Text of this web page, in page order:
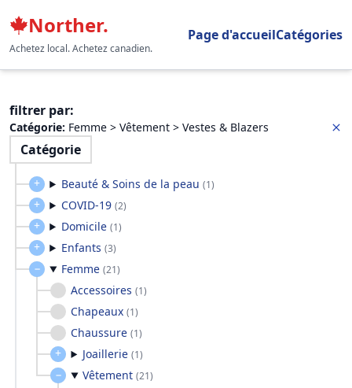
Norther.
Achetez local. Achetez canadien.
Page d'accueilCatégories
filtrer par:
Catégorie: Femme > Vêtement > Vestes & Blazers
Catégorie
Beauté & Soins de la peau (1)
COVID-19 (2)
Domicile (1)
Enfants (3)
Femme (21)
Accessoires (1)
Chapeaux (1)
Chaussure (1)
Joaillerie (1)
Vêtement (21)